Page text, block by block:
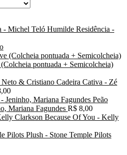
Humilde Residência -
pontuada + Semicolcheia)
Cadeira Cativa - Zé
Peão
Mariana Fagundes R$ 8,00
Because Of You - Kelly
Plush - Stone Temple Pilots